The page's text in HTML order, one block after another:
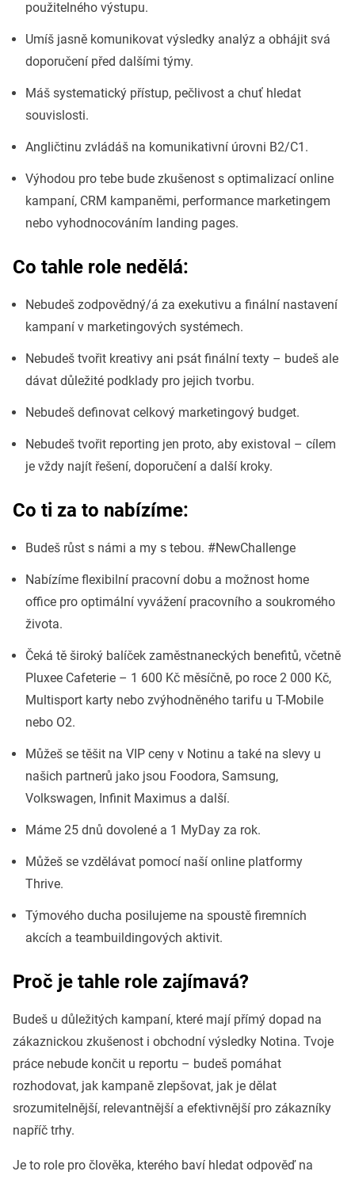
použitelného výstupu.
Umíš jasně komunikovat výsledky analýz a obhájit svá
doporučení před dalšími týmy.
Máš systematický přístup, pečlivost a chuť hledat
souvislosti.
Angličtinu zvládáš na komunikativní úrovni B2/C1.
Výhodou pro tebe bude zkušenost s optimalizací online
kampaní, CRM kampaněmi, performance marketingem
nebo vyhodnocováním landing pages.
Co tahle role nedělá:
Nebudeš zodpovědný/á za exekutivu a finální nastavení
kampaní v marketingových systémech.
Nebudeš tvořit kreativy ani psát finální texty – budeš ale
dávat důležité podklady pro jejich tvorbu.
Nebudeš definovat celkový marketingový budget.
Nebudeš tvořit reporting jen proto, aby existoval – cílem
je vždy najít řešení, doporučení a další kroky.
Co ti za to nabízíme:
Budeš růst s námi a my s tebou. #NewChallenge
Nabízíme flexibilní pracovní dobu a možnost home
office pro optimální vyvážení pracovního a soukromého
života.
Čeká tě široký balíček zaměstnaneckých benefitů, včetně
Pluxee Cafeterie – 1 600 Kč měsíčně, po roce 2 000 Kč,
Multisport karty nebo zvýhodněného tarifu u T-Mobile
nebo O2.
Můžeš se těšit na VIP ceny v Notinu a také na slevy u
našich partnerů jako jsou Foodora, Samsung,
Volkswagen, Infinit Maximus a další.
Máme 25 dnů dovolené a 1 MyDay za rok.
Můžeš se vzdělávat pomocí naší online platformy
Thrive.
Týmového ducha posilujeme na spoustě firemních
akcích a teambuildingových aktivit.
Proč je tahle role zajímavá?
Budeš u důležitých kampaní, které mají přímý dopad na
zákaznickou zkušenost i obchodní výsledky Notina. Tvoje
práce nebude končit u reportu – budeš pomáhat
rozhodovat, jak kampaně zlepšovat, jak je dělat
srozumitelnější, relevantnější a efektivnější pro zákazníky
napříč trhy.
Je to role pro člověka, kterého baví hledat odpověď na